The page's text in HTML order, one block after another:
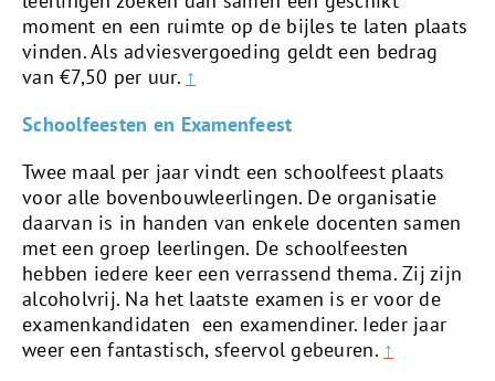
moment en een ruimte op de bijles te laten plaats
vinden. Als adviesvergoeding geldt een bedrag
van €7,50 per uur. ↑
Schoolfeesten en Examenfeest
Twee maal per jaar vindt een schoolfeest plaats
voor alle bovenbouwleerlingen. De organisatie
daarvan is in handen van enkele docenten samen
met een groep leerlingen. De schoolfeesten
hebben iedere keer een verrassend thema. Zij zijn
alcoholvrij. Na het laatste examen is er voor de
examenkandidaten een examendiner. Ieder jaar
weer een fantastisch, sfeervol gebeuren. ↑